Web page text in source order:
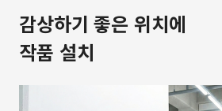
감상하기 좋은 위치에
작품 설치